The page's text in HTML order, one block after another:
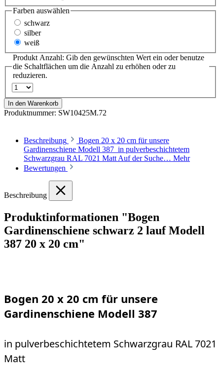
Farben auswählen
schwarz
silber
weiß
Produkt Anzahl: Gib den gewünschten Wert ein oder benutze
die Schaltflächen um die Anzahl zu erhöhen oder zu
reduzieren.
In den Warenkorb
Produktnummer: SW10425M.72
Beschreibung
Bogen 20 x 20 cm für unsere
Gardinenschiene Modell 387 in pulverbeschichtetem
Schwarzgrau RAL 7021 Matt Auf der Suche… Mehr
Bewertungen
Beschreibung
Produktinformationen "Bogen
Gardinenschiene schwarz 2 lauf Modell
387 20 x 20 cm"
Bogen 20 x 20 cm für unsere
Gardinenschiene Modell 387
in pulverbeschichtetem Schwarzgrau RAL 7021
Matt